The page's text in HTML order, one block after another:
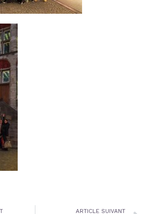
ARTICLE SUIVANT